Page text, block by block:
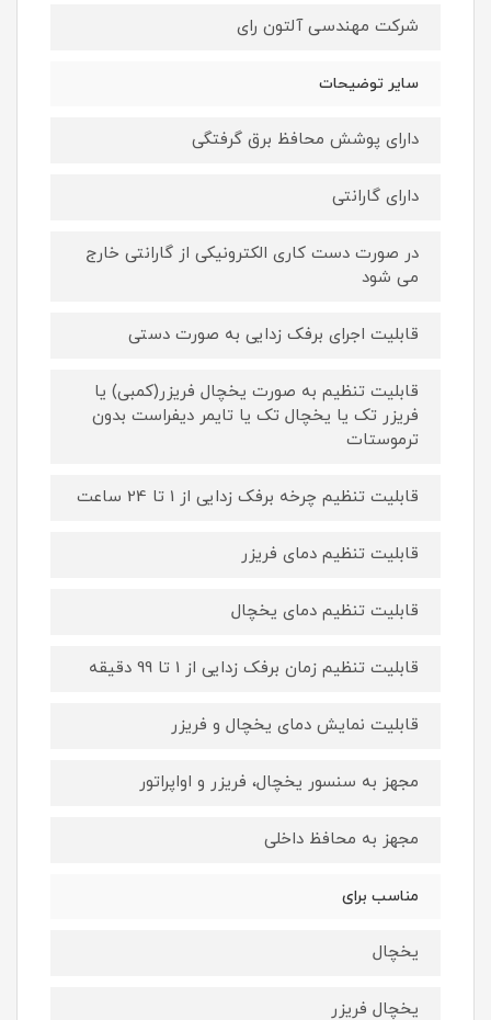
شرکت مهندسی آلتون رای
سایر توضیحات
دارای پوشش محافظ برق گرفتگی
دارای گارانتی
در صورت دست کاری الکترونیکی از گارانتی خارج
می شود
قابلیت اجرای برفک زدایی به صورت دستی
قابلیت تنظیم به صورت یخچال فریزر(کمبی) یا
فریزر تک یا یخچال تک یا تایمر دیفراست بدون
ترموستات
قابلیت تنظیم چرخه برفک زدایی از 1 تا 24 ساعت
قابلیت تنظیم دمای فریزر
قابلیت تنظیم دمای یخچال
قابلیت تنظیم زمان برفک زدایی از 1 تا 99 دقیقه
قابلیت نمایش دمای یخچال و فریزر
مجهز به سنسور یخچال، فریزر و اواپراتور
مجهز به محافظ داخلی
مناسب برای
یخچال
یخچال فریزر